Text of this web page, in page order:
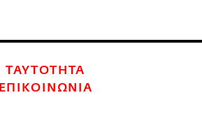
ΤΑΥΤΟΤΗΤΑ
ΕΠΙΚΟΙΝΩΝΙΑ